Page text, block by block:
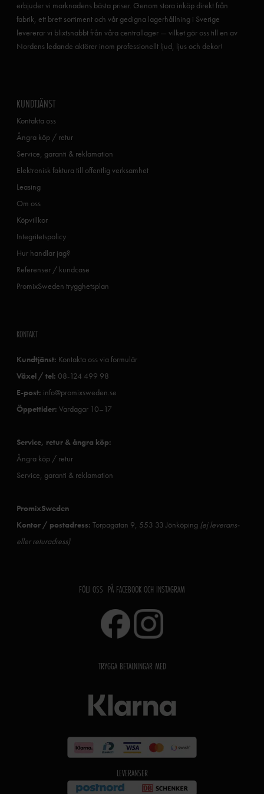
erbjuder vi marknadens bästa priser. Genom stora inköp direkt från
fabrik, ett brett sortiment och vår gedigna lagerhållning i Sverige
levererar vi blixtsnabbt från våra centrallager — vilket gör oss till en av
Nordens ledande aktörer inom professionellt ljud, ljus och dekor!
KUNDTJÄNST
Kontakta oss
Ångra köp / retur
Service, garanti & reklamation
Elektronisk faktura till offentlig verksamhet
Leasing
Om oss
Köpvillkor
Integritetspolicy
Hur handlar jag?
Referenser / kundcase
PromixSweden trygghetsplan
KONTAKT
Kundtjänst: Kontakta oss via formulär
Växel / tel: 08-124 499 98
E-post: info@promixsweden.se
Öppettider: Vardagar 10–17
Service, retur & ångra köp:
Ångra köp / retur
Service, garanti & reklamation
PromixSweden
Kontor / postadress: Torpagatan 9, 553 33 Jönköping (ej leverans-
eller returadress)
FÖLJ OSS PÅ FACEBOOK OCH INSTAGRAM
TRYGGA BETALNINGAR MED
LEVERANSER